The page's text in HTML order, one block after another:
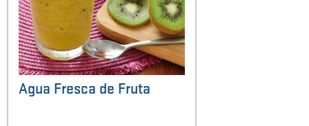
Agua Fresca de Fruta